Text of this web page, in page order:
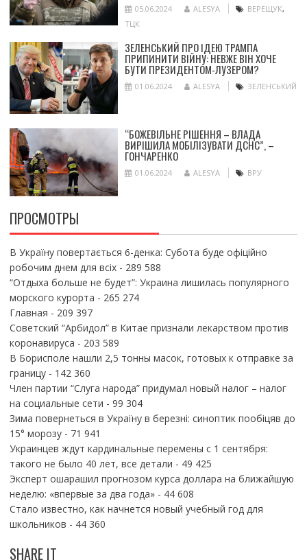
05.06.2024 ALESYA ВЕРЕЩУК,
ТЦК
ЗЕЛЕНСЬКИЙ ПРО ІДЕЮ ТРАМПА
ПРИПИНИТИ ВІЙНУ: НЕВЖЕ ВІН ХОЧЕ
БУТИ ПРЕЗИДЕНТОМ-ЛУЗЕРОМ?
01.06.2024 ALESYA ЗЕЛЕНСЬКИЙ
“БОЖЕВІЛЬНЕ РІШЕННЯ – ВЛАДА
ВИРІШИЛА МОБІЛІЗУВАТИ ДСНС”, –
ГОНЧАРЕНКО
01.06.2024 ALESYA ВРУ
ПРОСМОТРЫ
В Україну повертається 6-денка: Субота буде офіційно
робочим днем для всіх- 289 588
“Отдыха больше не будет”: Украина лишилась популярного
морского курорта - 265 274
Главная - 209 397
Советский “Арбидол” в Китае признали лекарством против
коронавируса - 203 589
В Борисполе нашли 2,5 тонны масок, готовых к отправке за
границу- 142 360
Член партии “Слуга народа” придумал новый налог – налог
на социальные сети - 99 304
Зима повернеться в Україну в березні: синоптик пообіцяв до
15° морозу- 71 941
Украинцев ждут кардинальные перемены с 1 сентября:
такого не было 40 лет, все детали - 49 425
Эксперт ошарашил прогнозом курса доллара на ближайшую
неделю: «впервые за два года»- 44 608
Стало известно, как начнется новый учебный год для
школьников - 44 360
SHARE IT